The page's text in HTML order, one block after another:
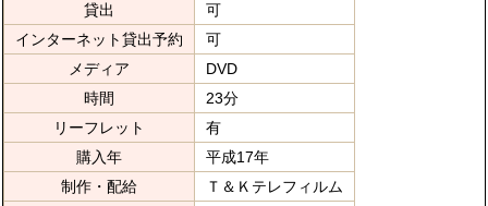
貸出
可
インターネット貸出予約
可
メディア
DVD
時間
23分
リーフレット
有
購入年
平成17年
制作・配給
Ｔ＆Ｋテレフィルム